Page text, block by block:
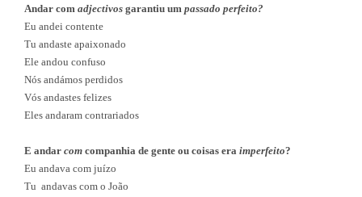
Andar com adjectivos garantiu um passado perfeito?
Eu andei contente
Tu andaste apaixonado
Ele andou confuso
Nós andámos perdidos
Vós andastes felizes
Eles andaram contrariados
E andar com companhia de gente ou coisas eraimperfeito?
Eu andava com juízo
Tu andavas com o João